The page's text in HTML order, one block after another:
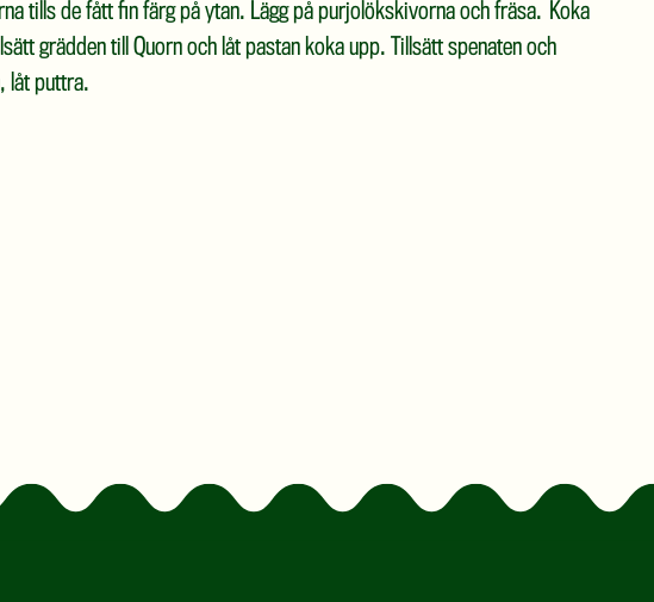
tills de fått fin färg på ytan. Lägg på purjolökskivorna och fräsa. Koka
grädden till Quorn och låt pastan koka upp. Tillsätt spenaten och
låt puttra.